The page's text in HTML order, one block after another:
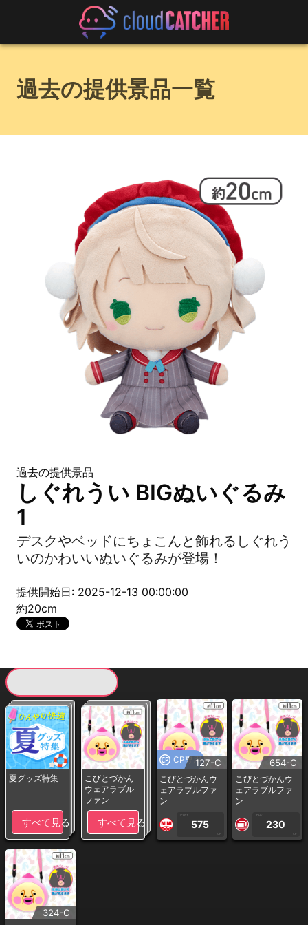
過去の提供景品一覧
過去の提供景品
しぐれうい BIGぬいぐるみ
1
デスクやベッドにちょこんと飾れるしぐれう
いのかわいいぬいぐるみが登場！
提供開始日: 2025-12-13 00:00:00
約20cm
夏グッズ特集
すべて見る
こびとづかん
ウェアラブル
ファン
すべて見る
CP専用127-C
こびとづかんウ
ェアラブルファ
ン
1PLAY
575
CP
654-C
こびとづかんウ
ェアラブルファ
ン
1PLAY
230
CP
324-C